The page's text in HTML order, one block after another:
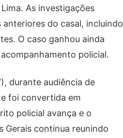
As investigações
do casal, incluindo
O caso ganhou ainda
policial.
durante audiência de
foi convertida em
policial avança e o
Gerais continua reunindo